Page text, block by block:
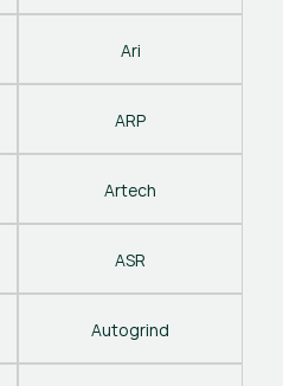
Ari
ARP
Artech
ASR
Autogrind